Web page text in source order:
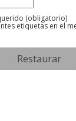
(obligatorio)
etiquetas en el